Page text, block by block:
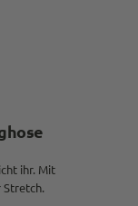
ihr. Mit